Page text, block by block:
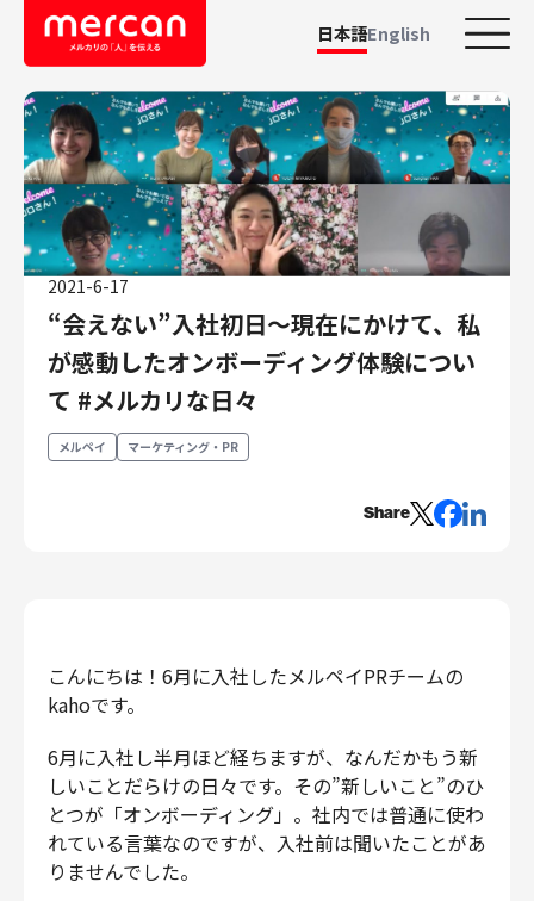
日本語English
カテゴリーから探す
会社・事業
鹿島アントラーズ
Ads
メルカリ
メルペイ
メルコイン
メルカリShops
メルカリR4Dラボ
セキュリティエンジニアリング
プロダクト・ビジネス
経営・事業企画
事業開発
カスタマーサービス
営業
マーケティング・PR
2021-6-17
“会えない”入社初日〜現在にかけて、私
が感動したオンボーディング体験につい
て #メルカリな日々
メルペイ マーケティング・PR
Share
こんにちは！6月に入社したメルペイPRチームの
kahoです。
6月に入社し半月ほど経ちますが、なんだかもう新
しいことだらけの日々です。その”新しいこと”のひ
とつが「オンボーディング」。社内では普通に使わ
れている言葉なのですが、入社前は聞いたことがあ
りませんでした。